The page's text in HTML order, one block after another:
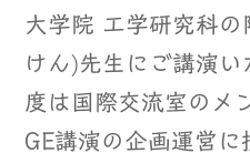
大学院 工学研究科
けん)先生にご講演
度は国際交流室のメ
GE講演の企画運営に